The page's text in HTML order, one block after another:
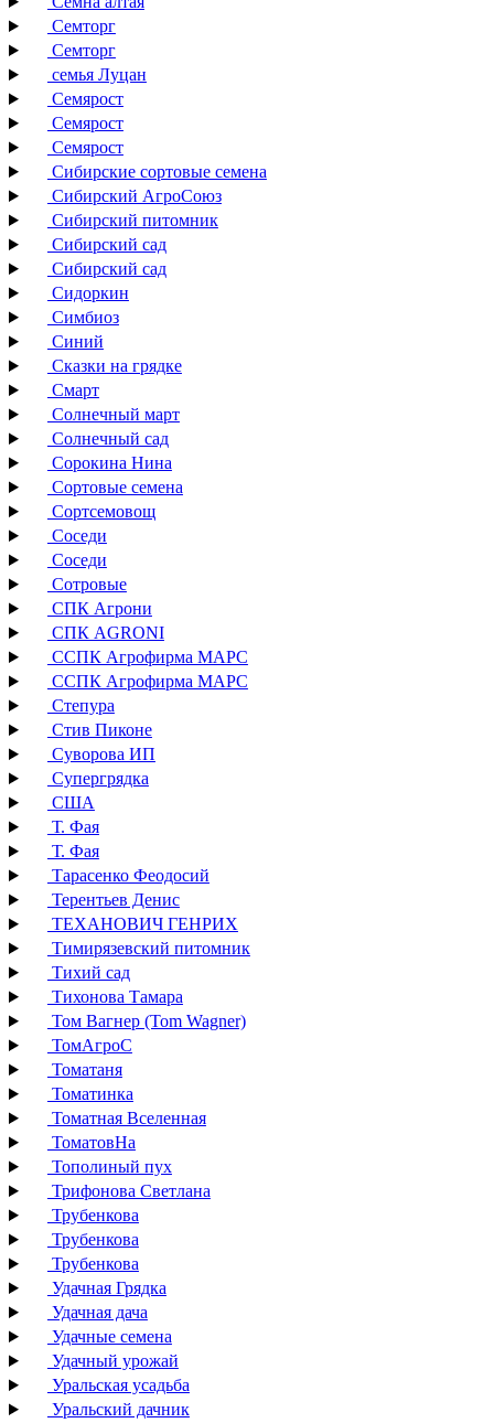
Семторг
Семторг
семья Луцан
Семярост
Семярост
Семярост
Сибирские сортовые семена
Сибирский АгроСоюз
Сибирский питомник
Сибирский сад
Сибирский сад
Сидоркин
Симбиоз
Синий
Сказки на грядке
Смарт
Солнечный март
Солнечный сад
Сорокина Нина
Сортовые семена
Сортсемовощ
Соседи
Соседи
Сотровые
СПК Агрони
СПК AGRONI
ССПК Агрофирма МАРС
ССПК Агрофирма МАРС
Степура
Стив Пиконе
Суворова ИП
Супергрядка
США
Т. Фая
Т. Фая
Тарасенко Феодосий
Терентьев Денис
ТЕХАНОВИЧ ГЕНРИХ
Тимирязевский питомник
Тихий сад
Тихонова Тамара
Том Вагнер (Tom Wagner)
ТомАгроС
Томатаня
Томатинка
Томатная Вселенная
ТоматовНа
Тополиный пух
Трифонова Светлана
Трубенкова
Трубенкова
Трубенкова
Удачная Грядка
Удачная дача
Удачные семена
Удачный урожай
Уральская усадьба
Уральский дачник